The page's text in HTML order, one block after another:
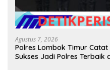
Agustus 7, 2026
Polres Lombok Timur
Sukses Jadi Polres Terbaik